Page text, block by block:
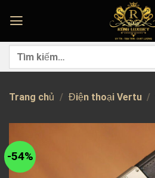
Tìm
Trang chủ / Điện thoại Vertu /
-54%